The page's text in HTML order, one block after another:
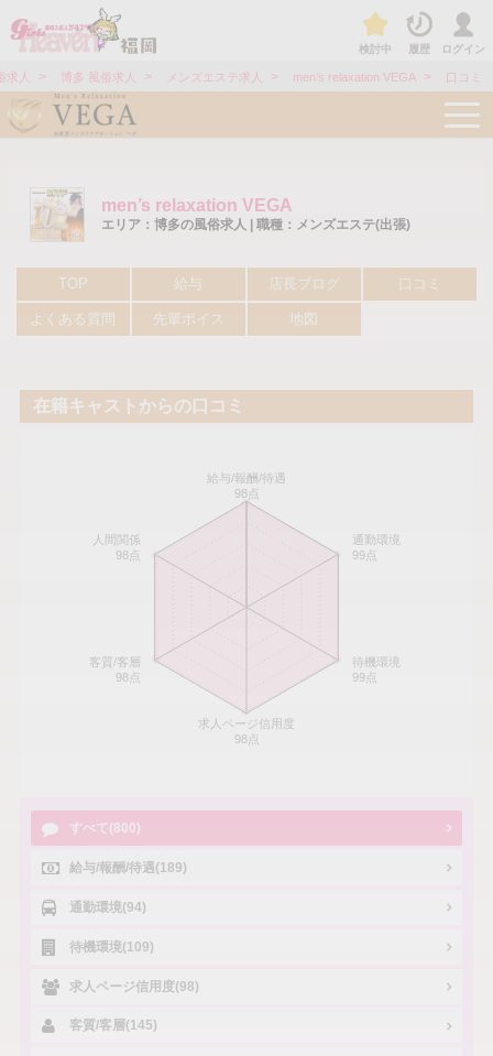
検討中 履歴 ログイン
求人 > 博多 風俗求人 > メンズエステ求人 > men’s relaxation VEGA > 口コミ
t
o
g
men’s relaxation VEGA
エリア：博多の風俗求人 | 職種：メンズエステ(出張)
TOP 給与 店長ブログ 口コミ
よくある質問 先輩ボイス 地図
在籍キャストからの口コミ
給与/報酬/待遇
98点
通勤環境
99点
待機環境
99点
求人ページ信用度
98点
客質/客層
98点
人間関係
98点
すべて(800)
給与/報酬/待遇(189)
通勤環境(94)
待機環境(109)
求人ページ信用度(98)
客質/客層(145)